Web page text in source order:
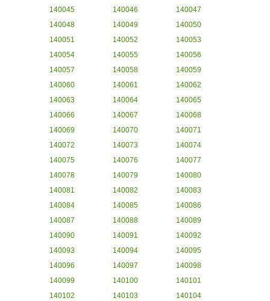
140045
140046
140047
140048
140049
140050
140051
140052
140053
140054
140055
140056
140057
140058
140059
140060
140061
140062
140063
140064
140065
140066
140067
140068
140069
140070
140071
140072
140073
140074
140075
140076
140077
140078
140079
140080
140081
140082
140083
140084
140085
140086
140087
140088
140089
140090
140091
140092
140093
140094
140095
140096
140097
140098
140099
140100
140101
140102
140103
140104